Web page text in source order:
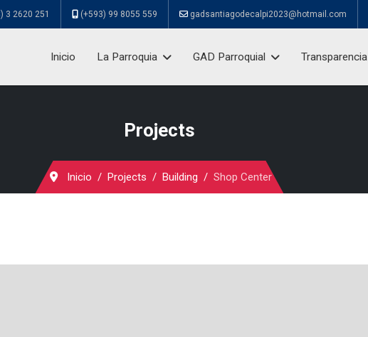
3 2620 251 (+593) 99 8055 559 gadsantiagodecalpi2023@hotmail.com
Inicio La Parroquia GAD Parroquial Transparencia
Projects
Inicio Projects Building Shop Center